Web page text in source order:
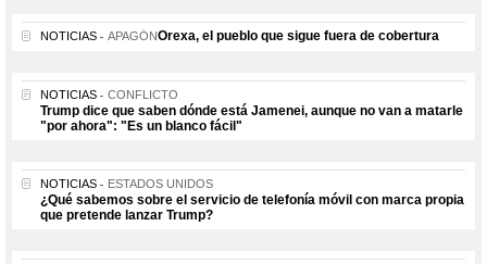
NOTICIAS APAGÓNOrexa, el pueblo que sigue fuera de cobertura
NOTICIAS CONFLICTO
Trump dice que saben dónde está Jamenei, aunque no van a matarle
"por ahora": "Es un blanco fácil"
NOTICIAS ESTADOS UNIDOS
¿Qué sabemos sobre el servicio de telefonía móvil con marca propia
que pretende lanzar Trump?